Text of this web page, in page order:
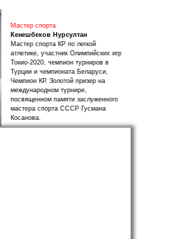
Мастер спорта
Кенешбеков Нурсултан
Мастер спорта КР по легкой
атлетике, участник Олимпийских игр
Токио-2020, чемпион турниров в
Турции и чемпионата Беларуси,
Чемпион КР. Золотой призер на
международном турнире,
посвященном памяти заслуженного
мастера спорта СССР Гусмана
Косанова.